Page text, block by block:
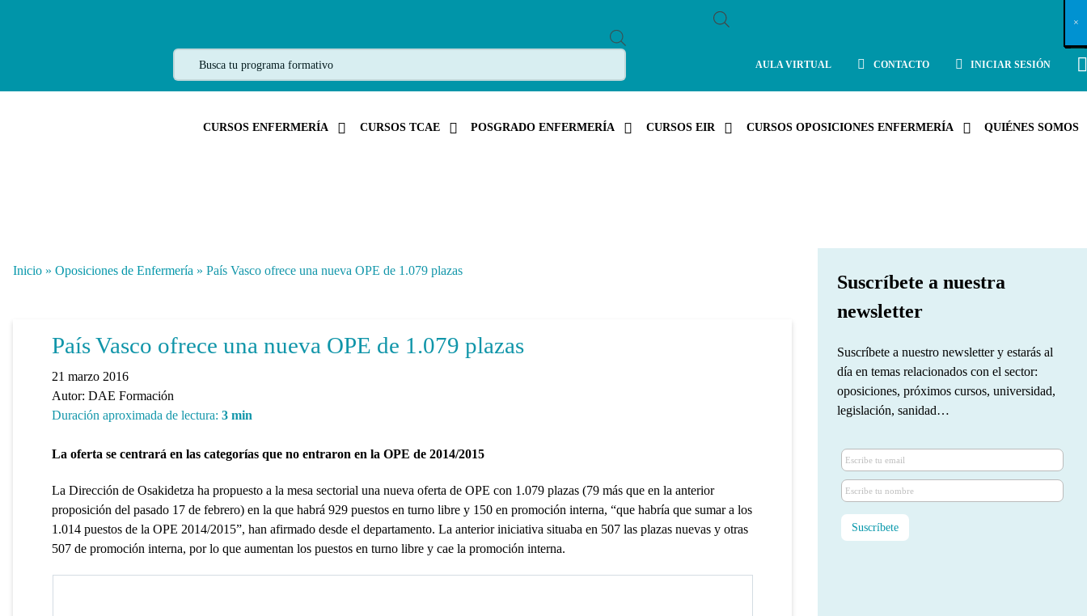
R
D
S
AULA VIRTUAL CONTACTO INICIAR SESIÓN
CURSOS ENFERMERÍA CURSOS TCAE POSGRADO ENFERMERÍA CURSOS EIR CURSOS OPOSICIONES ENFERMERÍA QUIÉNES SOMOS
Inicio » Oposiciones de Enfermería » País Vasco ofrece una nueva OPE de 1.079 plazas
País Vasco ofrece una nueva OPE de 1.079 plazas
21 marzo 2016
Autor: DAE Formación
Duración aproximada de lectura: 3 min
La oferta se centrará en las categorías que no entraron en la OPE de 2014/2015
La Dirección de Osakidetza ha propuesto a la mesa sectorial una nueva oferta de OPE con 1.079 plazas (79 más que en la anterior
proposición del pasado 17 de febrero) en la que habrá 929 puestos en turno libre y 150 en promoción interna, “que habría que sumar a los
1.014 puestos de la OPE 2014/2015”, han afirmado desde el departamento. La anterior iniciativa situaba en 507 las plazas nuevas y otras
507 de promoción interna, por lo que aumentan los puestos en turno libre y cae la promoción interna.
Suscríbete a nuestra
newsletter
Suscríbete a nuestro newsletter y estarás al
día en temas relacionados con el sector:
oposiciones, próximos cursos, universidad,
legislación, sanidad…
X
×
×
×
×
×
×
×
×
×
×
×
×
×
×
×
×
×
×
×
×
×
×
×
×
×
×
×
×
×
×
×
×
×
×
×
×
×
×
×
×
×
×
×
×
×
×
×
×
×
×
×
×
×
×
×
×
×
×
×
×
×
×
×
×
×
×
×
×
×
×
×
×
×
×
×
×
×
×
×
×
×
×
×
×
×
×
×
×
×
×
×
×
×
×
×
×
×
×
×
×
×
×
×
×
×
×
×
×
×
×
×
×
×
×
×
×
×
×
×
×
×
×
×
×
×
×
×
×
×
×
×
×
×
×
×
×
×
×
×
×
×
×
×
×
×
×
×
×
×
×
×
×
×
×
×
×
×
×
×
×
×
×
×
×
×
×
×
×
×
×
×
×
×
×
×
×
×
×
×
×
×
×
×
×
×
×
×
×
×
×
×
×
×
×
×
×
×
×
×
×
×
×
×
×
×
×
×
×
×
×
×
×
×
×
×
×